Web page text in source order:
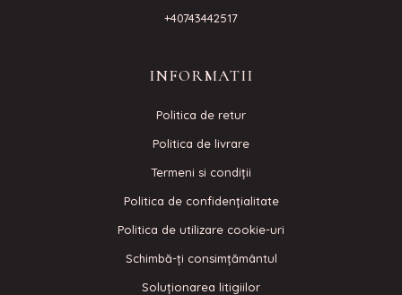
+40743442517
INFORMATII
Politica de retur
Politica de livrare
Termeni si condiţii
Politica de confidenţialitate
Politica de utilizare cookie-uri
Schimbă-ți consimțământul
Soluționarea litigiilor